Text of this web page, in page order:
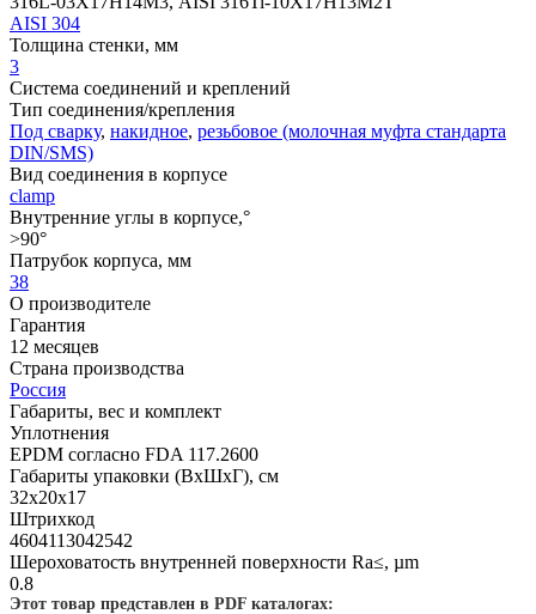
AISI 304
Толщина стенки, мм
3
Система соединений и креплений
Тип соединения/крепления
Под сварку, накидное, резьбовое (молочная муфта стандарта
DIN/SMS)
Вид соединения в корпусе
clamp
Внутренние углы в корпусе,°
>90°
Патрубок корпуса, мм
38
О производителе
Гарантия
12 месяцев
Страна производства
Россия
Габариты, вес и комплект
Уплотнения
EPDM согласно FDA 117.2600
Габариты упаковки (ВхШхГ), см
32x20x17
Штрихкод
4604113042542
Шероховатость внутренней поверхности Ra≤, µm
0.8
Этот товар представлен в PDF каталогах: